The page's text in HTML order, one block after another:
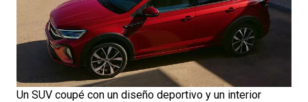
Un SUV coupé con un diseño deportivo y un interior